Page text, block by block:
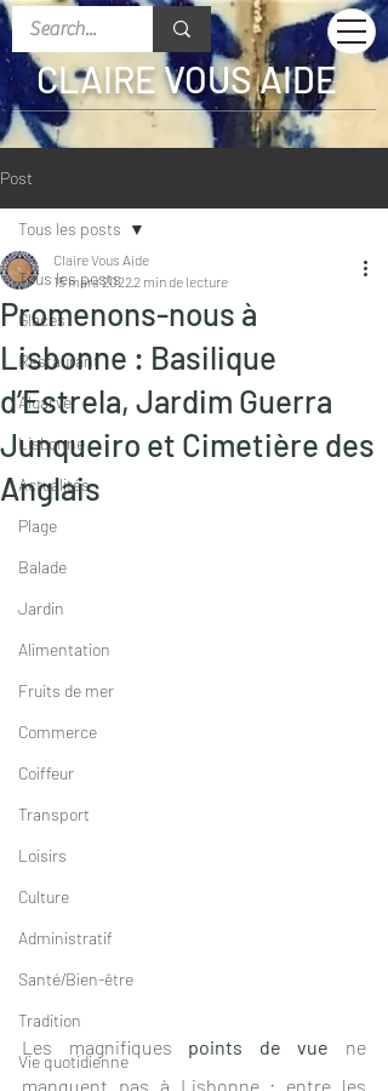
CLAIRE VOUS AIDE
Post
Tous les posts
Glaces
Restaurant
Algarve
Lisbonne
Actualités
Plage
Balade
Jardin
Alimentation
Fruits de mer
Commerce
Coiffeur
Transport
Loisirs
Culture
Administratif
Santé/Bien-être
Tradition
Vie quotidienne
Tous les posts
Promenons-nous à
Lisbonne : Basilique
d’Estrela, Jardim Guerra
Junqueiro et Cimetière des
Anglais
Claire Vous Aide
15 mars 20222 min de lecture
Les magnifiques points de vue ne